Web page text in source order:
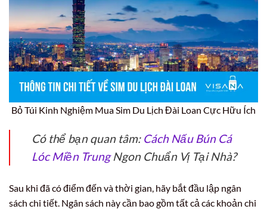
Bỏ Túi Kinh Nghiệm Mua Sim Du Lịch Đài Loan Cực Hữu Ích
Có thể bạn quan tâm: Cách Nấu Bún Cá
Lóc Miền TrungNgon Chuẩn Vị Tại Nhà?
Sau khi đã có điểm đến và thời gian, hãy bắt đầu lập ngân
sách chi tiết. Ngân sách này cần bao gồm tất cả các khoản chi